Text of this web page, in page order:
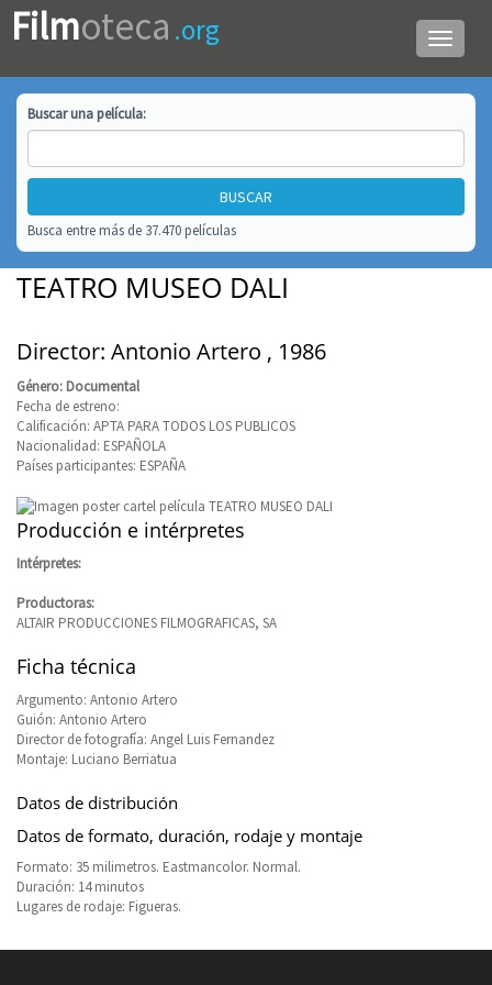
Menú
de
Filmoteca .org
Buscar unapelícula:
Busca entre más de 37.470 películas
TEATRO MUSEO DALI
Director: Antonio Artero , 1986
Género: Documental
Fecha de estreno:
Calificación: APTA PARA TODOS LOS PUBLICOS
Nacionalidad: ESPAÑOLA
Países participantes: ESPAÑA
Producción e intérpretes
Intérpretes:
Productoras:
ALTAIR PRODUCCIONES FILMOGRAFICAS, SA
Ficha técnica
Argumento: Antonio Artero
Guión: Antonio Artero
Director de fotografía: Angel Luis Fernandez
Montaje: Luciano Berriatua
Datos de distribución
Datos de formato, duración, rodaje y montaje
Formato: 35 milimetros. Eastmancolor. Normal.
Duración: 14 minutos
Lugares de rodaje: Figueras.